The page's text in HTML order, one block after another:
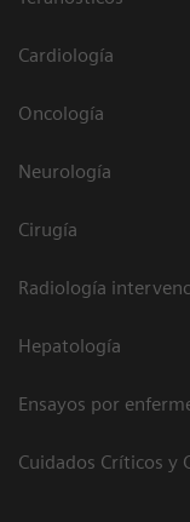
Cardiología
Oncología
Neurología
Cirugía
Radiología
Hepatología
Ensayos por
Cuidados Críticos y